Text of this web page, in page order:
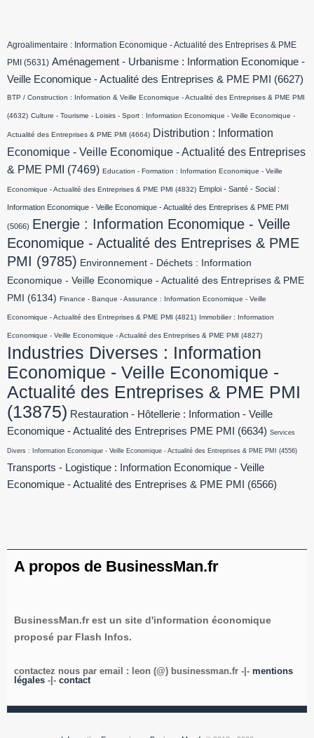
Agroalimentaire : Information Economique - Actualité des Entreprises & PME
PMI (5631) Aménagement - Urbanisme : Information Economique -
Veille Economique - Actualité des Entreprises & PME PMI
(6627)
BTP / Construction : Information & Veille Economique - Actualité des Entreprises & PME PMI
(4632) Culture - Tourisme - Loisirs - Sport : Information Economique - Veille Economique -
Actualité des Entreprises & PME PMI (4664) Distribution : Information
Economique - Veille Economique - Actualité des Entreprises
& PME PMI
(7469) Education - Formation : Information Economique - Veille
Economique - Actualité des Entreprises & PME PMI (4832) Emploi - Santé - Social :
Information Economique - Veille Economique - Actualité des Entreprises & PME PMI
(5066) Energie : Information Economique - Veille
Economique - Actualité des Entreprises & PME
PMI (9785) Environnement - Déchets : Information
Economique - Veille Economique - Actualité des Entreprises & PME
PMI
(6134) Finance - Banque - Assurance : Information Economique - Veille
Economique - Actualité des Entreprises & PME PMI (4821) Immobilier : Information
Economique - Veille Economique - Actualité des Entreprises & PME PMI (4827)
Industries Diverses : Information
Economique - Veille Economique -
Actualité des Entreprises & PME PMI
(13875) Restauration - Hôtellerie : Information - Veille
Economique - Actualité des Entreprises PME PMI
(6634) Services
Divers : Information Economique - Veille Economique - Actualité des Entreprises & PME PMI (4556)
Transports - Logistique : Information Economique - Veille
Economique - Actualité des Entreprises & PME PMI
(6566)
A propos de BusinessMan.fr
BusinessMan.fr est un site d'information économique
proposé par Flash Infos.
contactez nous par email : leon (@) businessman.fr -|- mentions
légales -|- contact